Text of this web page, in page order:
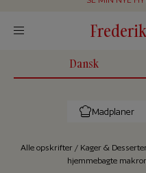
Dansk
Madplaner
Alle op­skrif­ter/ Kager &
hjemmebagte